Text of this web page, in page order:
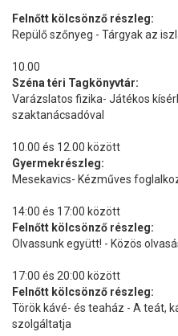
Felnőtt kölcsönző részleg:
Repülő szőnyeg - Tárgyak az
10.00
Széna téri Tagkönyvtár:
Varázslatos fizika- Játékos
szaktanácsadóval
10.00 és 12.00 között
Gyermekrészleg:
Mesekavics- Kézműves
14:00 és 17:00 között
Felnőtt kölcsönző részleg:
Olvassunk együtt! - Közös
17:00 és 20:00 között
Felnőtt kölcsönző részleg:
Török kávé- és teaház - A teát,
szolgáltatja